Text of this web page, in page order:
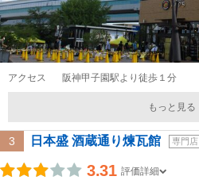
アクセス 阪神甲子園駅より徒歩１分
もっと見る
3 日本盛 酒蔵通り煉瓦館 専門店
3.31 評価詳細